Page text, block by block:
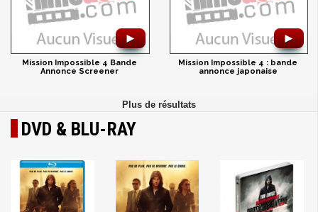
►
Mission Impossible 4 Bande
Annonce Screener
►
Mission Impossible 4 : bande
annonce japonaise
DVD & BLU-RAY